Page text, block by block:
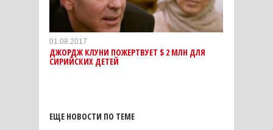
01.08.2017
ДЖОРДЖ КЛУНИ ПОЖЕРТВУЕТ $ 2 МЛН ДЛЯ
СИРИЙСКИХ ДЕТЕЙ
ЕЩЕ НОВОСТИ ПО ТЕМЕ